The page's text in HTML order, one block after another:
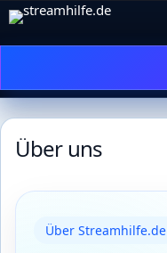
Zum
Über uns
Über Streamhilfe.de